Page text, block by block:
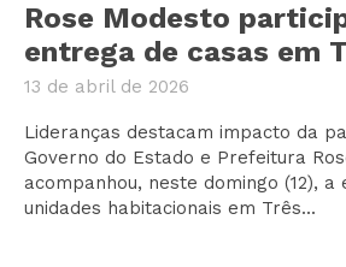
Rose Modesto
entrega de casas em
13 de abril de 2026
Lideranças destacam impacto da
Governo do Estado e Prefeitura Rose Modesto
acompanhou, neste domingo (12),
unidades habitacionais em Três...